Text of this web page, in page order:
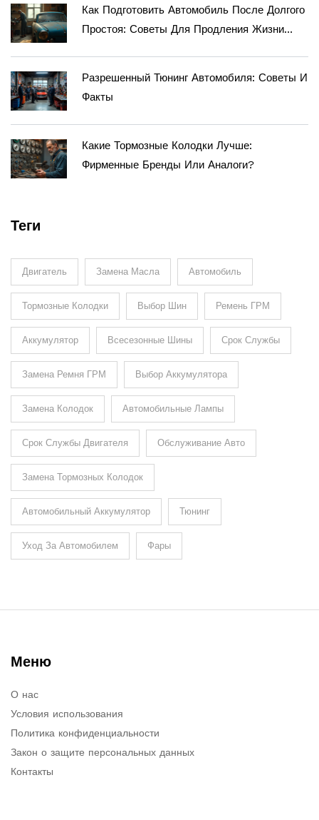
Как Подготовить Автомобиль После Долгого
Простоя: Советы Для Продления Жизни
Разрешенный Тюнинг Автомобиля: Советы И
Факты
Какие Тормозные Колодки Лучше:
Фирменные Бренды Или Аналоги?
Теги
Двигатель Замена Масла Автомобиль
Тормозные Колодки Выбор Шин Ремень ГРМ
Аккумулятор Всесезонные Шины Срок Службы
Замена Ремня ГРМ Выбор Аккумулятора
Замена Колодок Автомобильные Лампы
Срок Службы Двигателя Обслуживание Авто
Замена Тормозных Колодок
Автомобильный Аккумулятор Тюнинг
Уход За Автомобилем Фары
Меню
О нас
Условия использования
Политика конфиденциальности
Закон о защите персональных данных
Контакты